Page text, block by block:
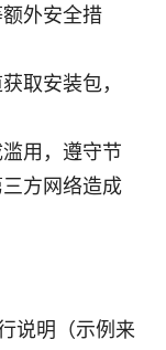
外安全措
取安装包，
用，遵守节
方网络造成
说明（示例来